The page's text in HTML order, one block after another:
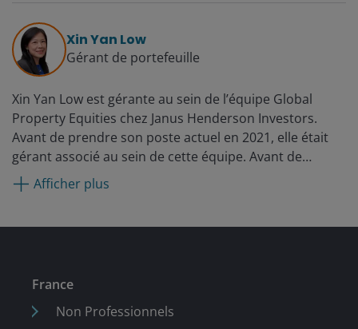
de la gestion d’un fonds immobilier indirect.
Auparavant, il a été analyste pour Morgan Stanley au
sein de l’équipe d’investissement dédiée au marché
mission consistait à fournir des recommandations sur
les sociétés immobilières britanniques et
européennes.
Xin Yan Low
Gérant de portefeuille
Xin Yan Low est gérante au sein de l’équipe Global
Property Equities chez Janus Henderson Investors.
Avant de prendre son poste actuel en 2021, elle était
gérant associé au sein de cette équipe. Avant de
rejoindre Henderson en tant qu’analyste en 2014, Xin
Yan a travaillé pendant sept ans pour Bank of America
Afficher plus
France
Non Professionnels